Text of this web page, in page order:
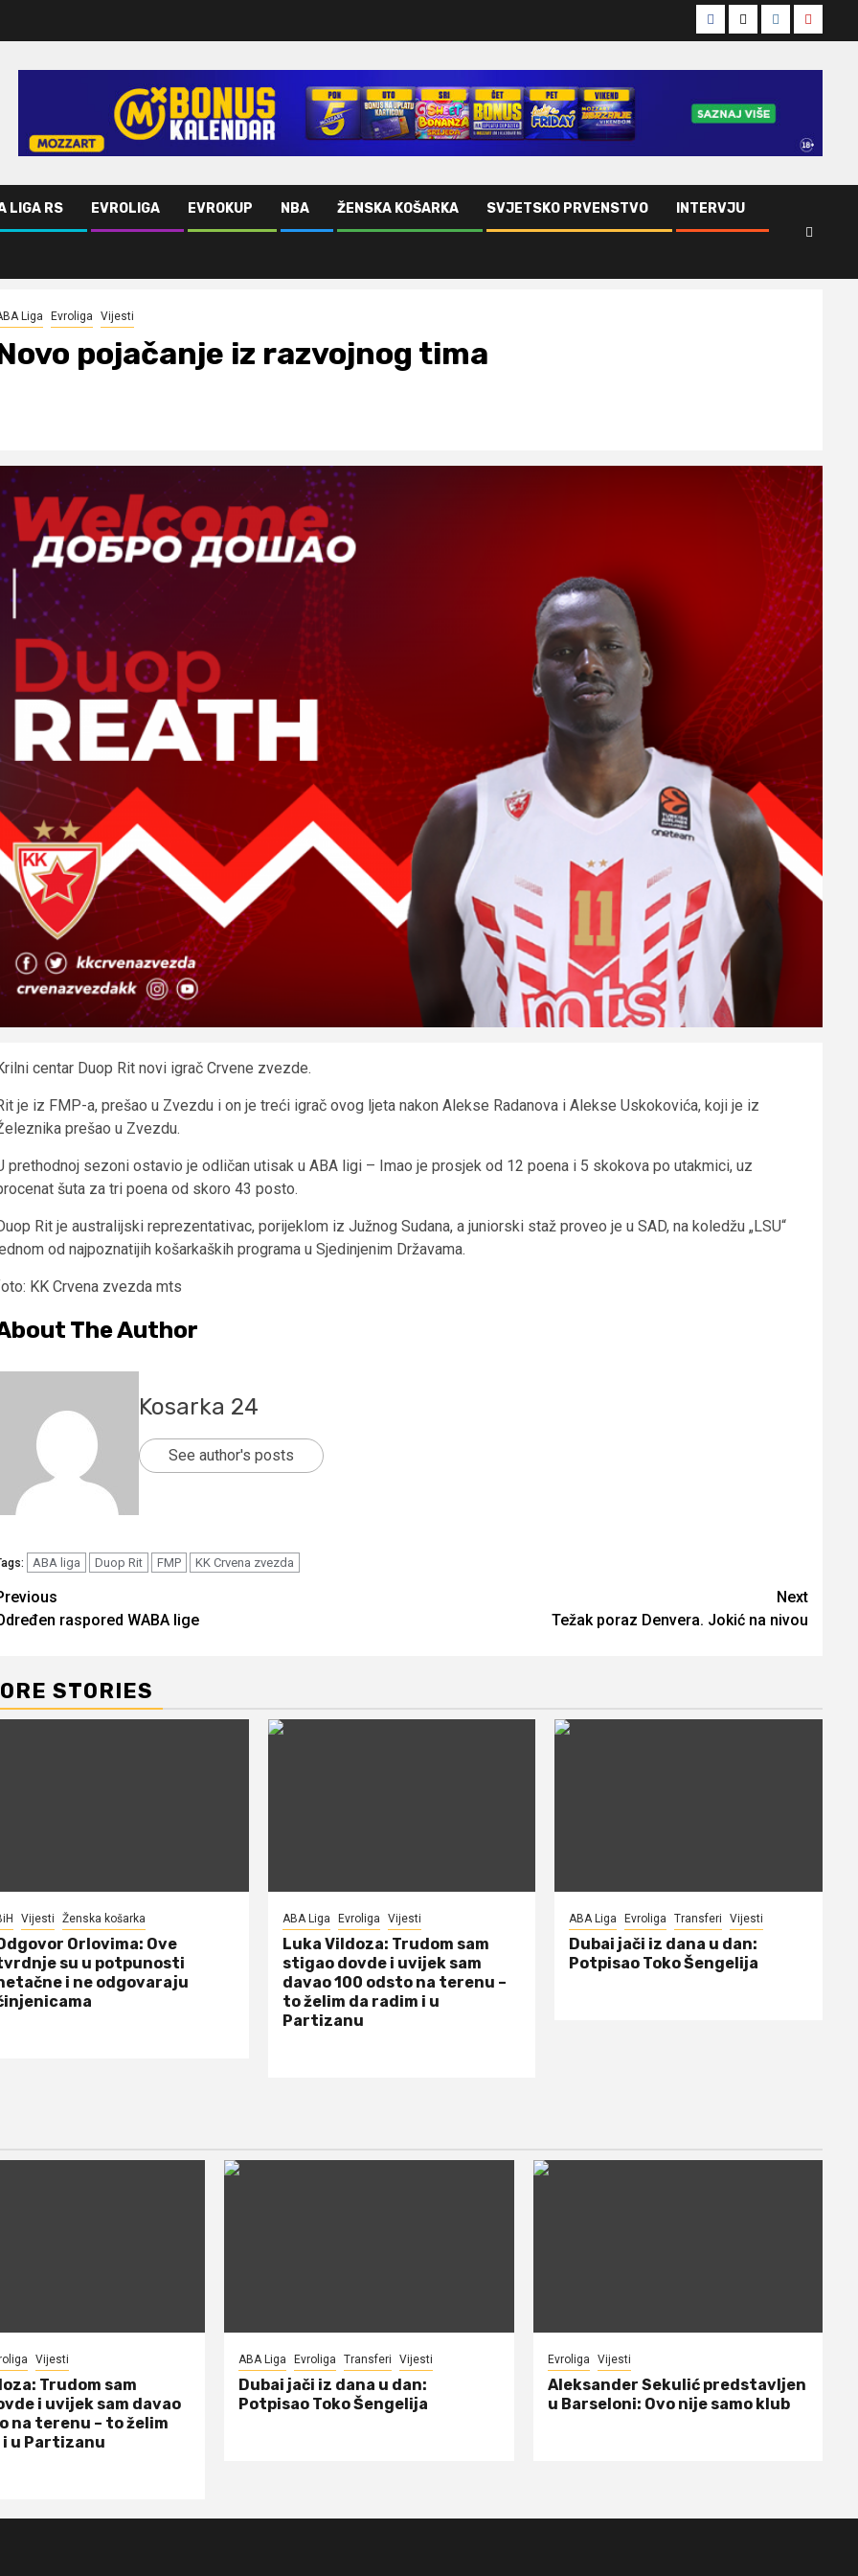
Facebook
TwitterInstagram
LIGA RS EVROLIGA EVROKUP NBA ŽENSKA KOŠARKA SVJETSKO PRVENSTVO INTERVJU
Liga Evroliga Vijesti
pojačanje iz razvojnog tima
centar Duop Rit novi igrač Crvene zvezde.
je iz FMP-a, prešao u Zvezdu i on je treći igrač ovog ljeta nakon Alekse Radanova i Alekse Uskokovića, koji je iz
prešao u Zvezdu.
prethodnoj sezoni ostavio je odličan utisak u ABA ligi – Imao je prosjek od 12 poena i 5 skokova po utakmici, uz
šuta za tri poena od skoro 43 posto.
Rit je australijski reprezentativac, porijeklom iz Južnog Sudana, a juniorski staž proveo je u SAD, na koledžu „LSU“
od najpoznatijih košarkaških programa u Sjedinjenim Državama.
KK Crvena zvezda mts
The Author
Kosarka 24
See author's posts
ABA liga Duop Rit FMP KK Crvena zvezda
raspored WABA lige
Next
Težak poraz Denvera. Jokić na nivou
STORIES
Vijesti Ženska košarka
Orlovima: ​Ove
su u potpunosti
i ne odgovaraju
ABA Liga Evroliga Vijesti
Luka Vildoza: Trudom sam
stigao dovde i uvijek sam
davao 100 odsto na terenu –
to želim da radim i u
Partizanu
ABA Liga Evroliga Transferi Vijesti
Dubai jači iz dana u dan:
Potpisao Toko Šengelija
Vijesti
Trudom sam
i uvijek sam davao
na terenu – to želim
u Partizanu
ABA Liga Evroliga Transferi Vijesti
Dubai jači iz dana u dan:
Potpisao Toko Šengelija
Evroliga Vijesti
Aleksander Sekulić predstavljen
u Barseloni: Ovo nije samo klub